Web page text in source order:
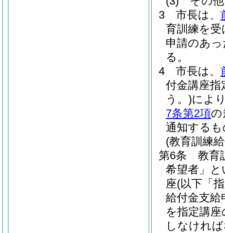
3
市長は、
育訓練を
申請のあ
る。
4
市長は、
付金講座指
う。)によ
7条第2項の
通知する
(教育訓練
第6条
教育
希望者」と
座(以下「
給付金支給
を指定講
しなけれ